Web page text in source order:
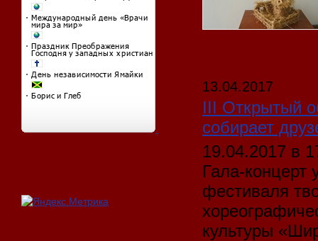
13.04.2017
III Открытый
собирает
19.04.2017 в
Гала-концерт
фестиваля
культуры